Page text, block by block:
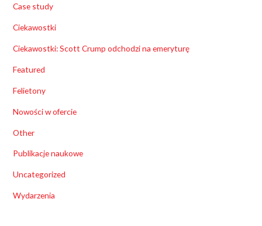
Case study
Ciekawostki
Ciekawostki: Scott Crump odchodzi na emeryturę
Featured
Felietony
Nowości w ofercie
Other
Publikacje naukowe
Uncategorized
Wydarzenia